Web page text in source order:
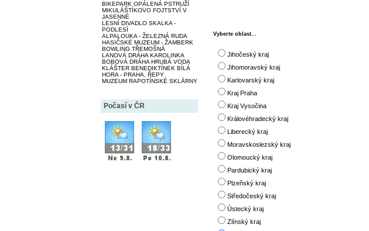
BIKEPARK OPÁLENÁ PSTRUŽÍ
MIKULÁŠTÍKOVO FOJTSTVÍ V
JASENNÉ
LESNÍ DIVADLO SKALKA -
PODLESÍ
ALPALOUKA - ŽELEZNÁ RUDA
HASIČSKÉ MUZEUM - ŽAMBERK
BOWLING TŘEMOŠNÁ
LANOVÁ DRÁHA KAROLINKA
BOBOVÁ DRÁHA HRUBÁ VODA
KLÁŠTER BENEDIKTÍNEK BÍLÁ
HORA - PRAHA, ŘEPY
MUZEUM RAPOTÍNSKÉ SKLÁRNY
Počasí v ČR
Vyberte oblast...
Jihočeský kraj
Jihomoravský kraj
Karlovarský kraj
Kraj Praha
Kraj Vysočina
Královéhradecký kraj
Liberecký kraj
Moravskoslezský kraj
Olomoucký kraj
Pardubický kraj
Plzeňský kraj
Středočeský kraj
Ústecký kraj
Zlínský kraj